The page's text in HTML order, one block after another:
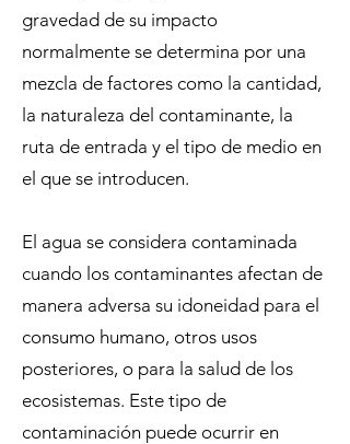
gravedad de su impacto
normalmente se determina por una
mezcla de factores como la cantidad,
la naturaleza del contaminante, la
ruta de entrada y el tipo de medio en
el que se introducen.
El agua se considera contaminada
cuando los contaminantes afectan de
manera adversa su idoneidad para el
consumo humano, otros usos
posteriores, o para la salud de los
ecosistemas. Este tipo de
contaminación puede ocurrir en